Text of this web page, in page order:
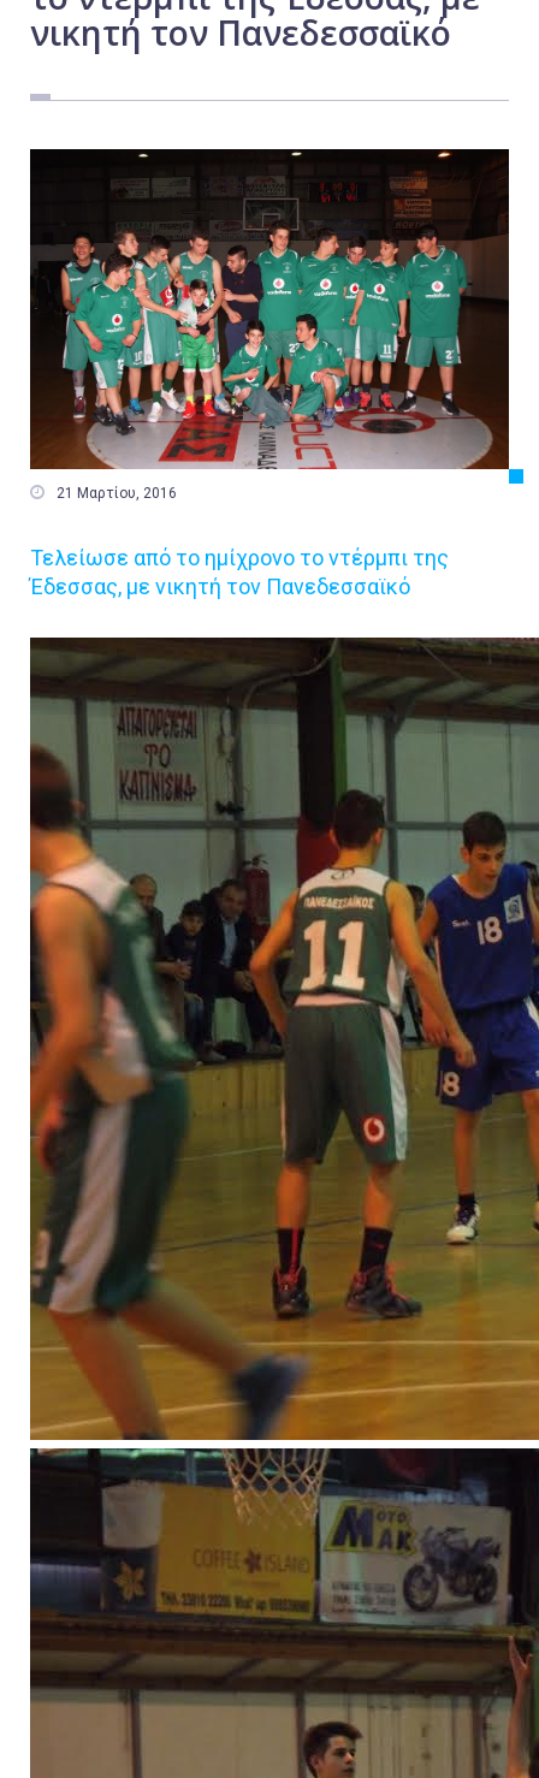
νικητή τον Πανεδεσσαϊκό
 21 Μαρτίου, 2016
Τελείωσε από το ημίχρονο το ντέρμπι της
Έδεσσας, με νικητή τον Πανεδεσσαϊκό
Εργασία
Τοπικά
Αγροτικά
Οικονομία
Πολιτική
Αθλητικά
Αστυνομικό Δελτίο